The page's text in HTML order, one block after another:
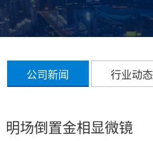
公司新闻 行业动态
明场倒置金相显微镜